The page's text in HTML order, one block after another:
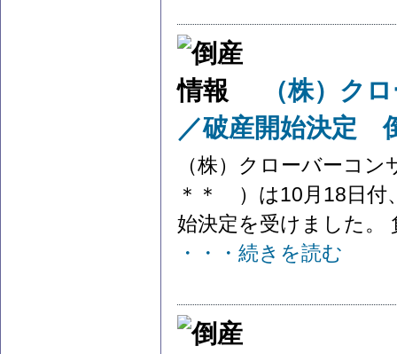
（株）ク
／破産開始決定
（株）クローバーコ
＊＊ ）は10月18日付
始決定を受けました。
・・・続きを読む